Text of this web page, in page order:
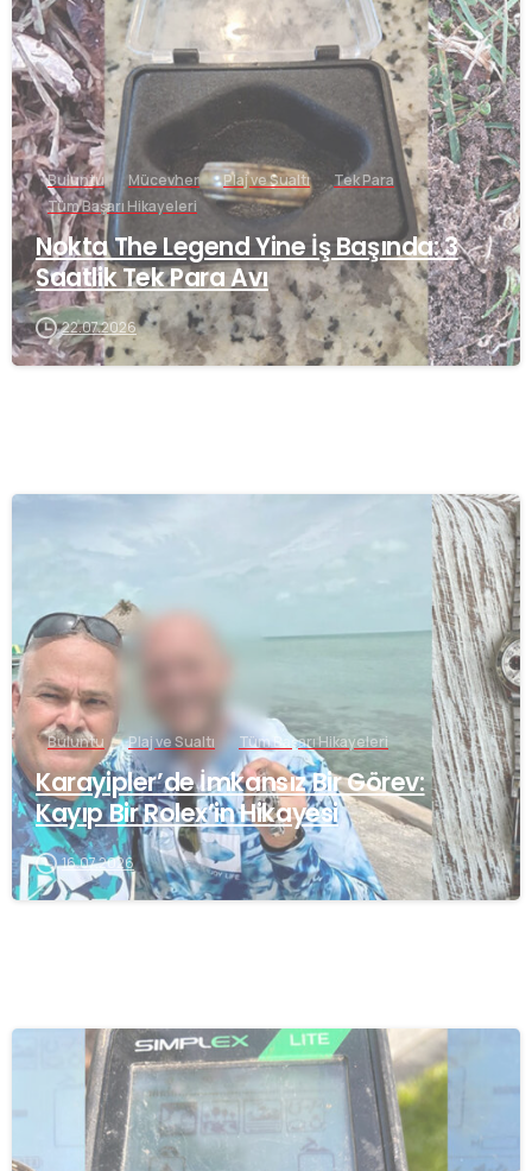
Buluntu Mücevher Plaj ve Sualtı
Tek Para
Tüm Başarı Hikayeleri
Nokta The Legend Yine İş Başında: 3
Saatlik Tek Para Avı
22.07.2026
-
Buluntu Plaj ve Sualtı Tüm Başarı Hikayeleri
Karayipler’de İmkansız Bir Görev:
Kayıp Bir Rolex’in Hikayesi
16.07.2026